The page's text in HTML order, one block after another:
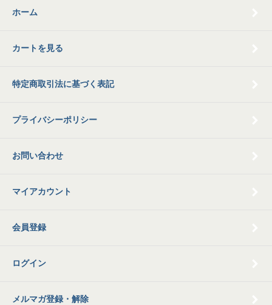
ホーム
カートを見る
特定商取引法に基づく表記
プライバシーポリシー
お問い合わせ
マイアカウント
会員登録
ログイン
メルマガ登録・解除